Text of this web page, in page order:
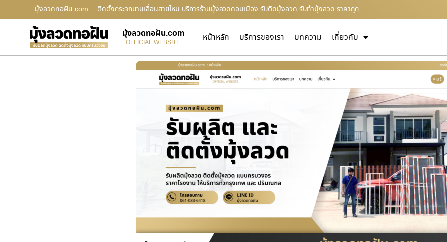
มุ้งลวดทอฝัน.com : ติดตั้งกระจกบานเลื่อนสายไหม บริการร้านมุ้งลวดดอนเมือง รับติดมุ้งลวด รับทำมุ้งลวด ราคาถูก
มุ้งลวดทอฝัน.com
OFFICIAL WEBSITE หน้าหลัก บริการของเรา บทความ เกี่ยวกับ